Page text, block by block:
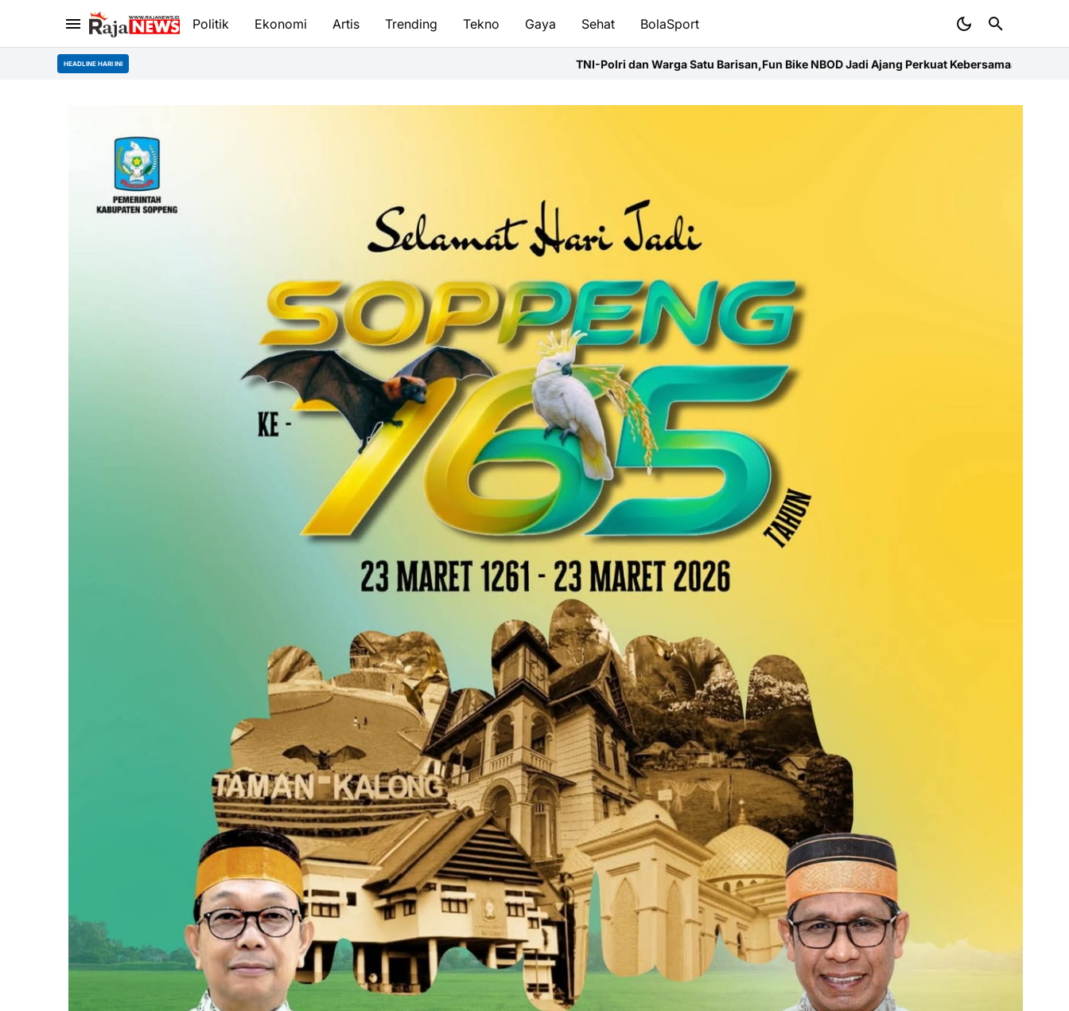
Politik Ekonomi Artis Trending Tekno Gaya Sehat BolaSport
HEADLINE HARI INI TNI-Polri dan Warga Satu Barisan,Fun Bike NBOD Jadi Ajang Perkuat KebersamaanMenuju HUT ke-8 Daerah,PD IWO